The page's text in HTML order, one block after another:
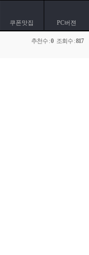
쿠폰맛집 PC버젼
추천수 :0조회수 :817